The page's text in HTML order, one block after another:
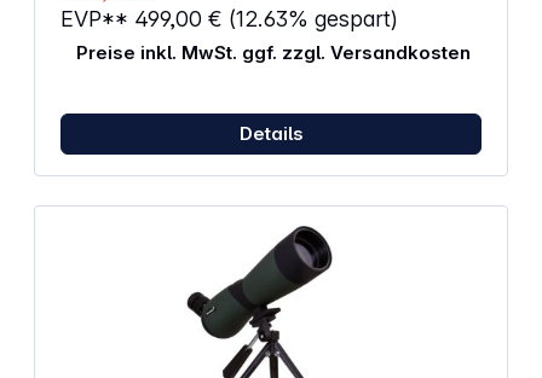
Lichtsammelvermögen wasserdichtes Gehäuse
Vergrößerung: 25-75x Objektivdurchmesser: 100mm
Abmessungen: 485x125x185mm Gewicht: 2140
für Spektiv
EVP** 499,00 € (12.63% gespart)
Preise inkl. MwSt. ggf. zzgl. Versandkosten
Details